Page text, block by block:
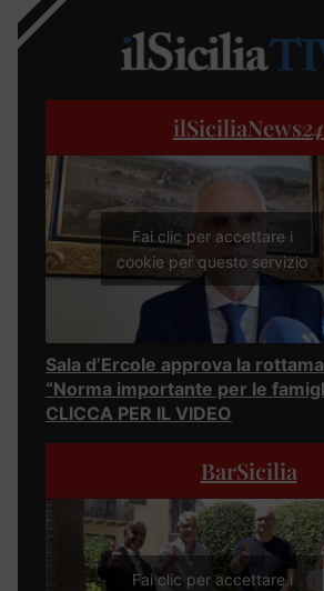
ilSiciliaNews24
Fai clic per accettare i
cookie per questo servizio
Sala d’Ercole approva la
“Norma importante per le
CLICCA PER IL VIDEO
BarSicilia
Fai clic per accettare i